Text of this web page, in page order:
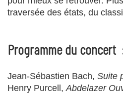
traversée des états, du
Programme du concert
Jean-Sébastien Bach, Suite
Henry Purcell, Abdelazer